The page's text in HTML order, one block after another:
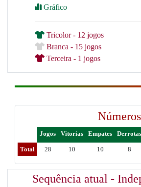
Gráfico
Tricolor - 12 jogos
Branca - 15 jogos
Terceira - 1 jogos
Números
Jogos Vitorias Empates Derrotas
Total 28 10 10 8
Sequência atual -